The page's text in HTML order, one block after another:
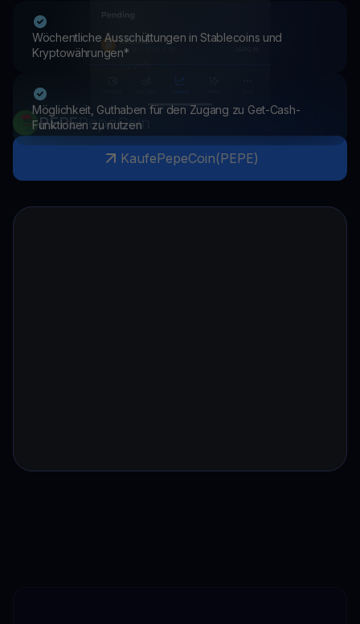
Wöchentliche Ausschüttungen in Stablecoins und
Kryptowährungen*
Möglichkeit, Guthaben für den Zugang zu Get-Cash-
Funktionen zu nutzen
PEPEPepeCoin
KaufePepeCoin(PEPE)